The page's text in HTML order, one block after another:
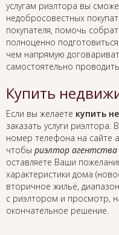
услугам риэлтора вы
недобросовестных
покупателя, помочь
полноценно
чем напрямую
самостоятельно проводить
Купить
Если вы желаете купить
заказать услуги риэлтора.
номер телефона на сайте
чтобы риэлтор агентства
оставляете Ваши
характеристики дома
вторичное жильё,
с риэлтором и просмотр,
окончательное решение.